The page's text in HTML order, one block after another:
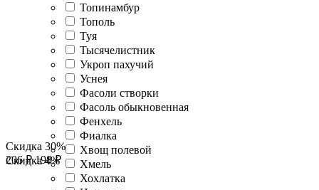
Топинамбур
Тополь
Туя
Тысячелистник
Укроп пахучий
Уснея
Фасоли створки
Фасоль обыкновенная
Фенхель
Фиалка
Хвощ полевой
Хмель
Хохлатка
Скидка 30%
Скидка4%
206 ₽ 198 ₽